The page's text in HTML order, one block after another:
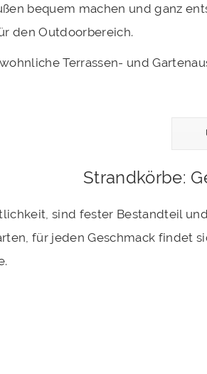
bequem machen und ganz
den Outdoorbereich.
Terrassen- und
Strandkörbe:
sind fester Bestandteil
für jeden Geschmack findet